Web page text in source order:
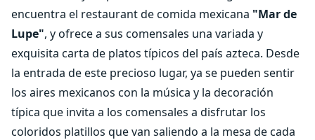
encuentra el restaurant de comida mexicana "Mar de
Lupe", y ofrece a sus comensales una variada y
exquisita carta de platos típicos del país azteca. Desde
la entrada de este precioso lugar, ya se pueden sentir
los aires mexicanos con la música y la decoración
típica que invita a los comensales a disfrutar los
coloridos platillos que van saliendo a la mesa de cada